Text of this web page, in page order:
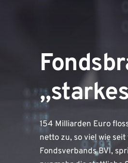
154 Milliarden Euro
netto zu, so viel wie
Fondsverbands BVI,